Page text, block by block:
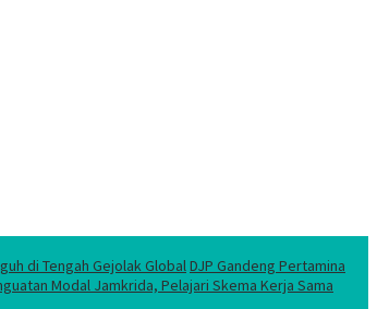
di Tengah Gejolak GlobalDJP Gandeng Pertamina
Modal Jamkrida, Pelajari Skema Kerja Sama